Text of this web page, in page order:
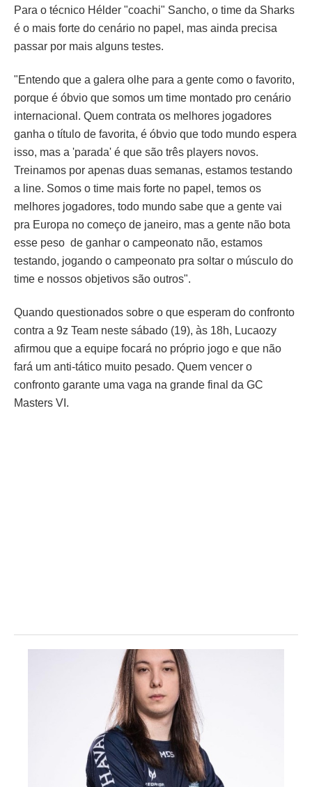
Para o técnico Hélder "coachi" Sancho, o time da Sharks
é o mais forte do cenário no papel, mas ainda precisa
passar por mais alguns testes.
"Entendo que a galera olhe para a gente como o favorito,
porque é óbvio que somos um time montado pro cenário
internacional. Quem contrata os melhores jogadores
ganha o título de favorita, é óbvio que todo mundo espera
isso, mas a 'parada' é que são três players novos.
Treinamos por apenas duas semanas, estamos testando
a line. Somos o time mais forte no papel, temos os
melhores jogadores, todo mundo sabe que a gente vai
pra Europa no começo de janeiro, mas a gente não bota
esse peso de ganhar o campeonato não, estamos
testando, jogando o campeonato pra soltar o músculo do
time e nossos objetivos são outros".
Quando questionados sobre o que esperam do confronto
contra a 9z Team neste sábado (19), às 18h, Lucaozy
afirmou que a equipe focará no próprio jogo e que não
fará um anti-tático muito pesado. Quem vencer o
confronto garante uma vaga na grande final da GC
Masters VI.